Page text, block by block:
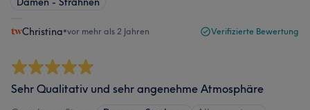
Christina•vor mehr als 2 Jahren Verifizierte Bewertung
Sehr Qualitativ und sehr angenehme Atmosphäre